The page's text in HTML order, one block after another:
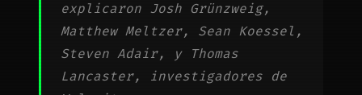
explicaron Josh Grünzweig,
Matthew Meltzer, Sean Koessel,
Steven Adair, y Thomas
Lancaster, investigadores de